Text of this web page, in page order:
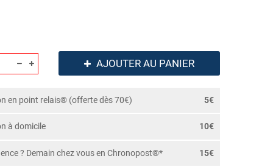
AJOUTER AU PANIER
en point relais® (offerte dès 70€) 5€
à domicile 10€
? Demain chez vous en Chronopost®* 15€